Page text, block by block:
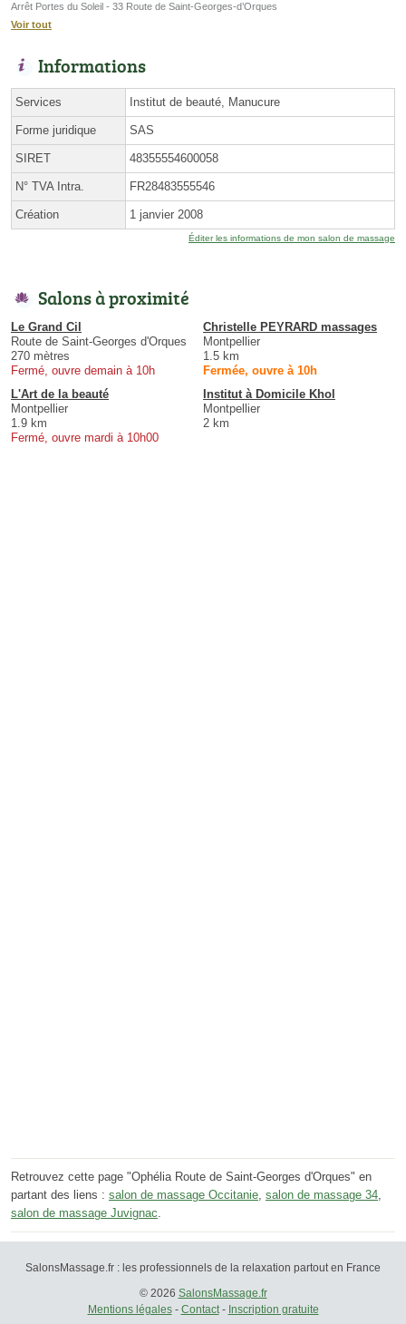
Arrêt Portes du Soleil - 33 Route de Saint-Georges-d’Orques
Voir tout
Informations
Services Institut de beauté, Manucure
Forme juridique SAS
SIRET 48355554600058
N° TVA Intra. FR28483555546
Création 1 janvier 2008
Éditer les informations de mon salon de massage
Salons à proximité
Le Grand Cil
Route de Saint-Georges d'Orques
270 mètres
Fermé, ouvre demain à 10h
Christelle PEYRARD massages
Montpellier
1.5 km
Fermée, ouvre à 10h
L'Art de la beauté
Montpellier
1.9 km
Fermé, ouvre mardi à 10h00
Institut à Domicile Khol
Montpellier
2 km
Retrouvez cette page "Ophélia Route de Saint-Georges d'Orques" en
partant des liens : salon de massage Occitanie, salon de massage 34,
salon de massage Juvignac.
SalonsMassage.fr : les professionnels de la relaxation partout en France
© 2026 SalonsMassage.fr
Mentions légales- Contact- Inscription gratuite